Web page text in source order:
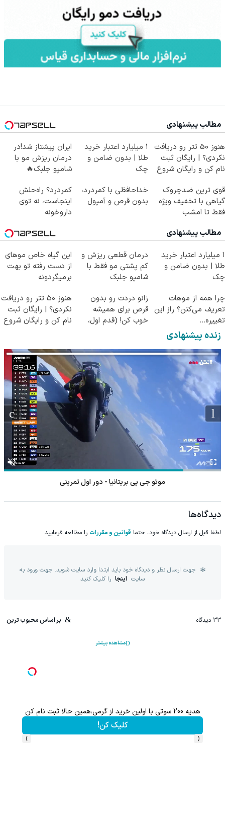
مطالب پیشنهادی
هنوز 50 تتر رو دریافت
نکردی؟ | رایگان ثبت
نام کن و رایگان شروع
۱ میلیارد اعتبار خرید
طلا | بدون ضامن و
چک
ایران پیشتاز شد!در
درمان ریزش مو با
شامپو جلبک🔥
قوی ترین ضدچروک
گیاهی با تخفیف ویژه
فقط تا امشب
خداحافظی با کمردرد،
بدون قرص و آمپول
کمردرد؟ راه‌حلش
اینجاست، نه توی
داروخونه
مطالب پیشنهادی
۱ میلیارد اعتبار خرید
طلا | بدون ضامن و
چک
درمان قطعی ریزش و
کم پشتی مو فقط با
شامپو جلبک
این گیاه خاص موهای
از دست رفته تو بهت
برمیگردونه
چرا همه از موهات
تعریف می‌کنن؟ راز این
تغییره...
زانو دردت رو بدون
قرص برای همیشه
خوب کن! (قدم اول،
هنوز 50 تتر رو دریافت
نکردی؟ | رایگان ثبت
نام کن و رایگان شروع
زنده پیشنهادی
موتو جی پی بریتانیا - دور اول تمرینی
دیدگاه‌ها
لطفا قبل از ارسال دیدگاه خود، حتما قوانین و مقررات را مطالعه فرمایید.
جهت ارسال نظر و دیدگاه خود باید ابتدا وارد سایت شوید. جهت ورود به
سایت اینجا را کلیک کنید
33 دیدگاه بر اساس محبوب ترین
مشاهده بیشتر
هدیه 200 سوتی با اولین خرید از گرمی،همین حالا ثبت نام کن
کلیک کن!
‹
›